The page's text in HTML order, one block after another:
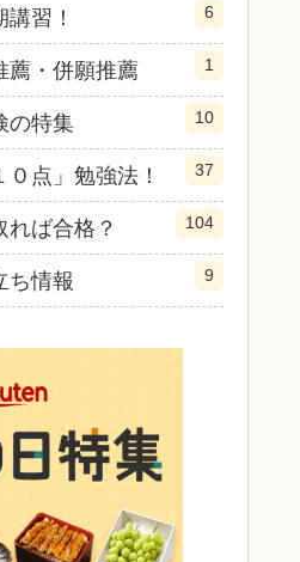
習！ 6
薦・併願推薦 1
の特集 10
点」勉強法！ 37
ば合格？ 104
ち情報 9